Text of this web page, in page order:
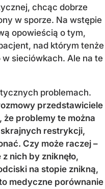
chcąc dobrze
w sporze. Na wstępie
opowieścią o tym,
nad którym tenże
sieciówkach. Ale na te
problemach.
przedstawiciele
że problemy te można
restrykcji,
Czy może raczej –
nich by zniknęło,
na stopie znikną,
medyczne porównanie